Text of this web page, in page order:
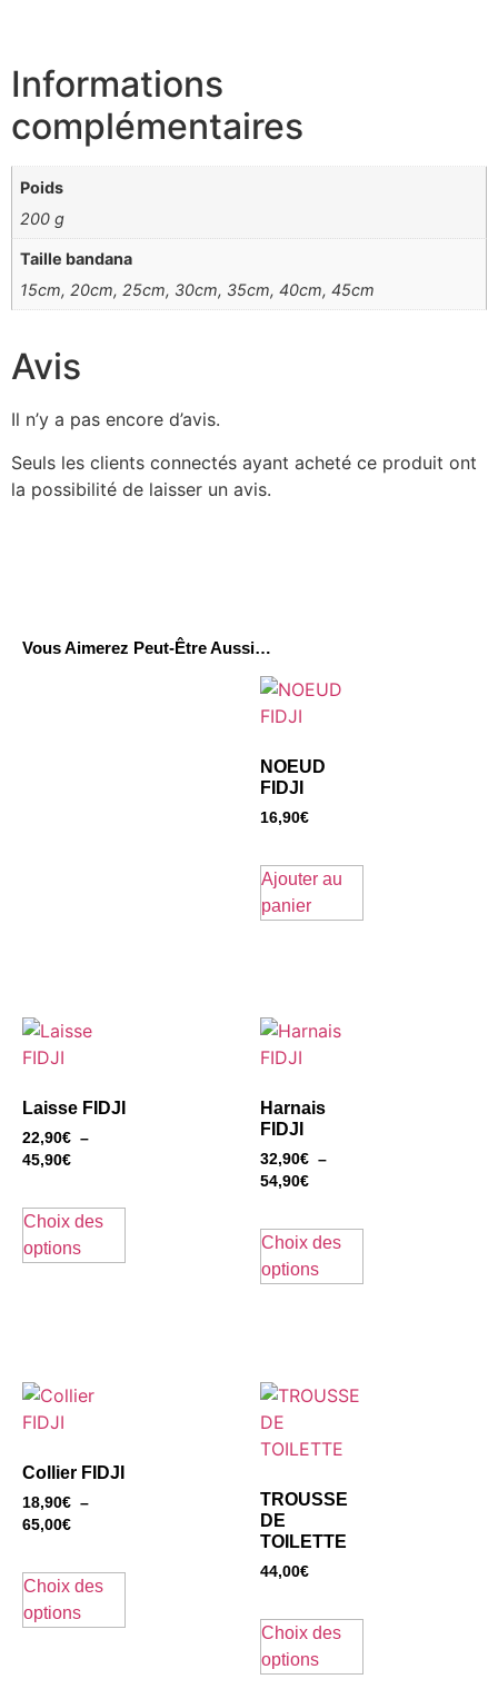
Informations
complémentaires
Poids
200 g
Taille bandana
15cm, 20cm, 25cm, 30cm, 35cm, 40cm, 45cm
Avis
Il n’y a pas encore d’avis.
Seuls les clients connectés ayant acheté ce produit ont
la possibilité de laisser un avis.
Vous Aimerez Peut-Être Aussi…
NOEUD
FIDJI
16,90€
Ajouter au
panier
Laisse FIDJI
22,90€ –
45,90€
Choix des
options
Harnais
FIDJI
32,90€ –
54,90€
Choix des
options
Collier FIDJI
18,90€ –
65,00€
Choix des
options
TROUSSE
DE
TOILETTE
44,00€
Choix des
options